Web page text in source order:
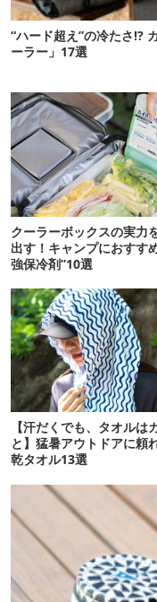
“ハード超え”の冷たさ!?
ーラー」17選
クーラーボックスの実力
出す！キャンプにおすす
強保冷剤”10選
【汗だくでも、タオルは
と】猛暑アウトドアに頼
乾タオル13選